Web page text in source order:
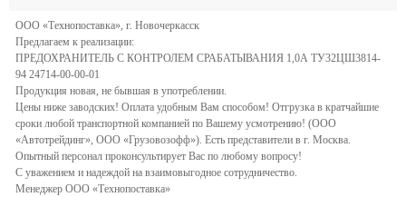
ООО «Технопоставка», г. Новочеркасск
Предлагаем к реализации:
ПРЕДОХРАНИТЕЛЬ С КОНТРОЛЕМ СРАБАТЫВАНИЯ 1,0А ТУ32ЦШ3814-
94 24714-00-00-01
Продукция новая, не бывшая в употреблении.
Цены ниже заводских! Оплата удобным Вам способом! Отгрузка в кратчайшие
сроки любой транспортной компанией по Вашему усмотрению! (ООО
«Автотрейдинг», ООО «Грузовозофф»). Есть представители в г. Москва.
Опытный персонал проконсультирует Вас по любому вопросу!
С уважением и надеждой на взаимовыгодное сотрудничество.
Менеджер ООО «Технопоставка»